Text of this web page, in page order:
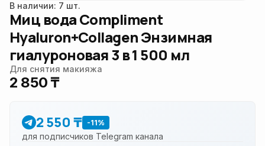
В наличии: 7 шт.
Миц вода Compliment
Hyaluron+Collagen Энзимная
гиалуроновая 3 в 1 500 мл
Для снятия макияжа
2 850 ₸
2 550 ₸ -11%
для подписчиков Telegram канала